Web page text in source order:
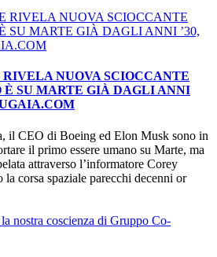
NUOVA SCIOCCANTE
SU MARTE GIÀ DAGLI ANNI
il CEO di Boeing ed Elon Musk sono in
il primo essere umano su Marte, ma
attraverso l’informatore Corey
la corsa spaziale parecchi decenni or